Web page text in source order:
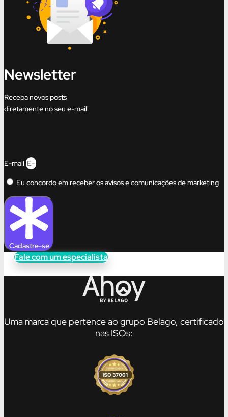
Newsletter
Receba novos posts
diretamente no seu e-mail!
E-mail
Eu concordo em receber os avisos e comunicações de marketing
Cadastre-se
Fale com um especialista
Uma marca que pertence ao grupo Belago, certificado
nas ISOs: